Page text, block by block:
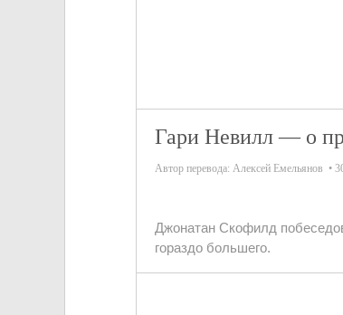
Гари Невилл — о
Автор перевода: Алексей Емельянов
Джонатан Скофилд
гораздо большего.